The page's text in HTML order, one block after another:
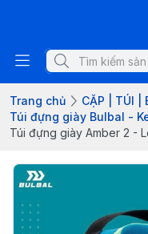
Trang chủ CẶP | TÚI |
Túi đựng giày Bulbal -
Túi đựng giày Amber 2 -